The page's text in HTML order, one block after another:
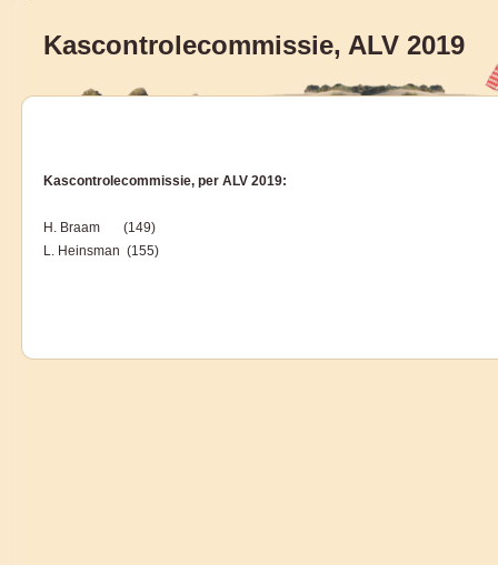
Kascontrolecommissie, ALV 2019
Kascontrolecommissie, per ALV 2019:
H. Braam (149)
L. Heinsman (155)